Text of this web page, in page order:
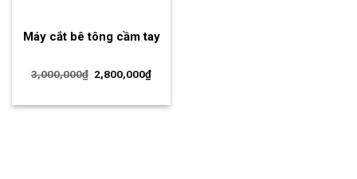
Máy cắt bê tông cầm tay
3,000,000₫ 2,800,000₫